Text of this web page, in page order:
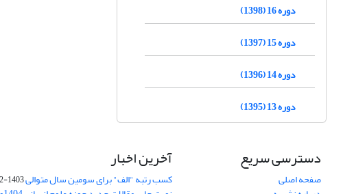
دوره 16 (1398)
دوره 15 (1397)
دوره 14 (1396)
دوره 13 (1395)
دسترسی سریع
صفحه اصلی
آخرین اخبار
کسب رتبه "الف" برای سومین سال متوالی1403-02-01